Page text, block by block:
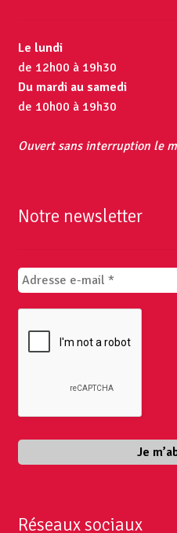
Le lundi
de 12h00 à 19h30
Du mardi au samedi
de 10h00 à 19h30
Ouvert sans interruption le
Notre newsletter
Réseaux sociaux